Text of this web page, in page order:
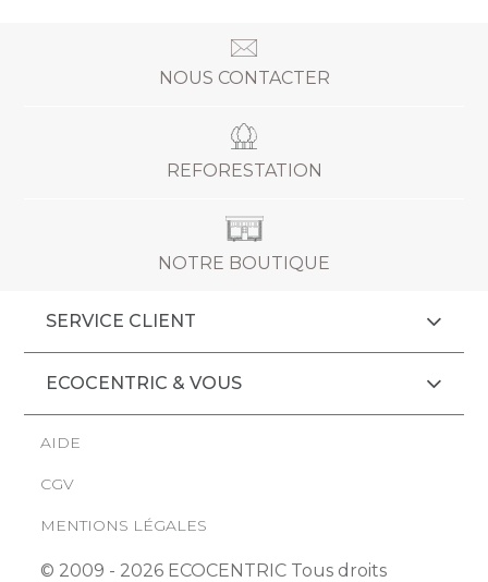
NOUS CONTACTER
REFORESTATION
NOTRE BOUTIQUE
SERVICE CLIENT
ECOCENTRIC & VOUS
AIDE
CGV
MENTIONS LÉGALES
© 2009 - 2026 ECOCENTRIC Tous droits